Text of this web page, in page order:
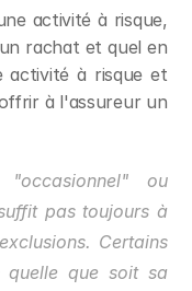
activité à risque,
rachat et quel en
activité à risque et
à l'assureur un
ou
pas toujours à
Certains
quelle que soit sa